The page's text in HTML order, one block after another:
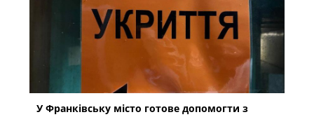
У Франківську місто готове допомогти з